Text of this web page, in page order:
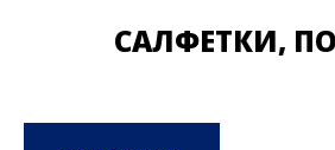
САЛФЕТКИ,